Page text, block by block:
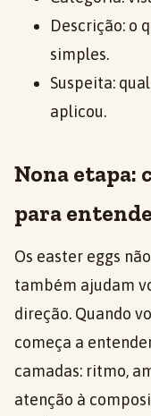
Descrição: o
simples.
Suspeita:
aplicou.
Nona etapa:
para
Os easter eggs
também ajudam
direção. Quando
começa a
camadas: ritmo,
atenção à